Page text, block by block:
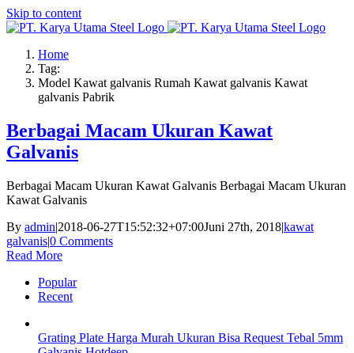
Skip to content
Home
Tag:
Model Kawat galvanis Rumah Kawat galvanis Kawat
galvanis Pabrik
Berbagai Macam Ukuran Kawat
Galvanis
Berbagai Macam Ukuran Kawat Galvanis Berbagai Macam Ukuran
Kawat Galvanis
By admin|2018-06-27T15:52:32+07:00Juni 27th, 2018|kawat
galvanis|0 Comments
Read More
Popular
Recent
Grating Plate Harga Murah Ukuran Bisa Request Tebal 5mm